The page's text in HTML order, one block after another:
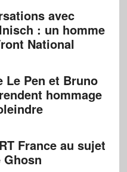
avec
: un homme
National
Le Pen et Bruno
hommage
France au sujet
Ghosn